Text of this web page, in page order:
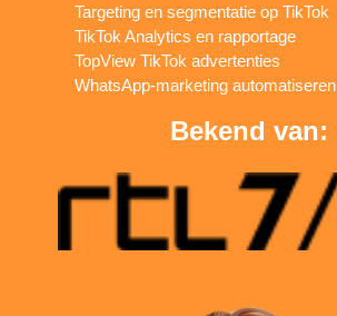
Targeting en segmentatie op TikTok
TikTok Analytics en rapportage
TopView TikTok advertenties
WhatsApp-marketing automatiseren
Bekend van: